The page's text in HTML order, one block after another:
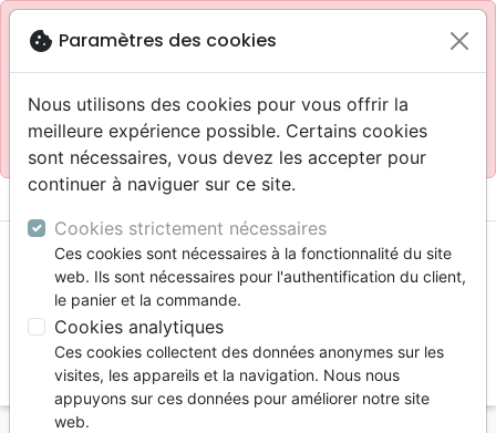
blockSite réservé aux professionnels
Accès pour les professionnels : Se connecter
Site pour le grand public : La Maison de la Bible
menu
cookie Paramètres des cookies
Nous utilisons des cookies pour vous offrir la
meilleure expérience possible. Certains cookies
sont nécessaires, vous devez les accepter pour
continuer à naviguer sur ce site.
Cookies strictement nécessaires
Ces cookies sont nécessaires à la fonctionnalité du site
web. Ils sont nécessaires pour l'authentification du client,
le panier et la commande.
Cookies analytiques
Ces cookies collectent des données anonymes sur les
visites, les appareils et la navigation. Nous nous
appuyons sur ces données pour améliorer notre site
web.